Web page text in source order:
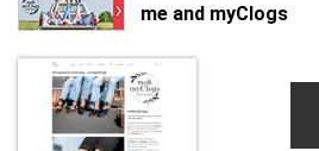
me and myClogs